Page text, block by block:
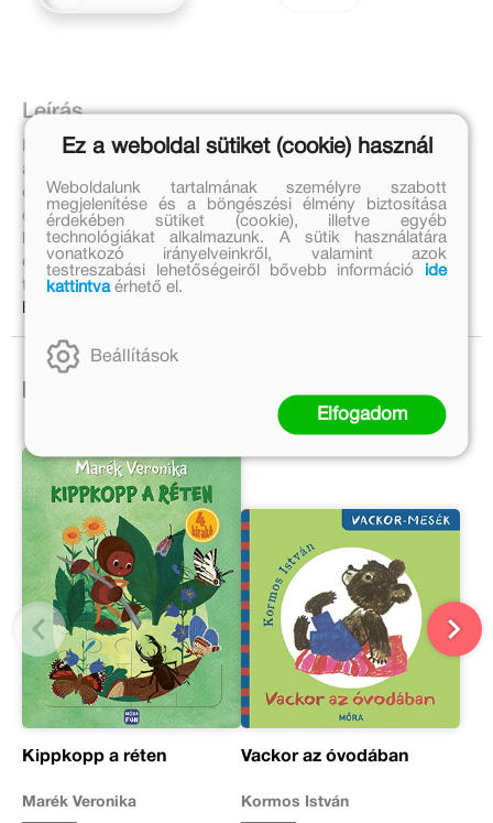
Leírás
Kedvenc kutyihőseiddel különleges tájakra juthatsz el ebben
a mesekönyvben: titkos barlang, királyi kastély és
dzsungelek várnak rád! Valaki ellopja Vakkantburg
csodálatosan díszített királyi trónját, sőt Sweetie-t, a királyi
kutyit is! A Mancs Őrjárat nyomban a titokzatos tolvaj után
ered. Tarts velük, hogy megtudd, sikerül-e megtalálniuk a
tolvajt és visszaszerezniük a kincset!
Bővebben:
Kippkopp a réten
Marék Veronika
Vackor az óvodában
Kormos István
Ez a weboldal sütiket (cookie) használ
Weboldalunk tartalmának személyre szabott
megjelenítése és a böngészési élmény biztosítása
érdekében sütiket (cookie), illetve egyéb
technológiákat alkalmazunk. A sütik használatára
vonatkozó irányelveinkről, valamint azok
testreszabási lehetőségeiről bővebb információ
ide
kattintvaérhető el.
Beállítások
Elfogadom